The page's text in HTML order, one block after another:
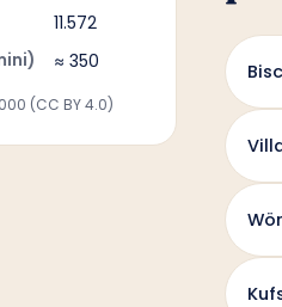
11.572
≈ 350
(CC BY 4.0)